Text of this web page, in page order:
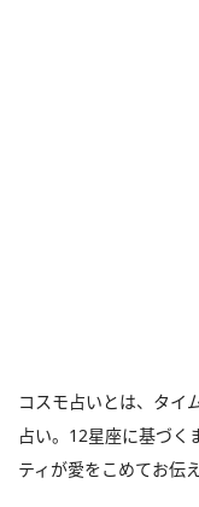
コスモ占いとは、タイ
占い。12星座に基づ
ティが愛をこめてお伝